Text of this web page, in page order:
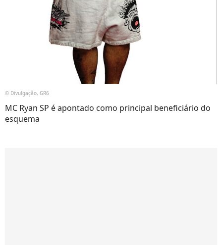
© Divulgação, GR6
MC Ryan SP é apontado como principal beneficiário do
esquema